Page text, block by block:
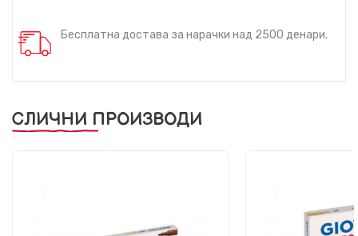
Бесплатна достава за нарачки над 2500 денари.
СЛИЧНИ ПРОИЗВОДИ